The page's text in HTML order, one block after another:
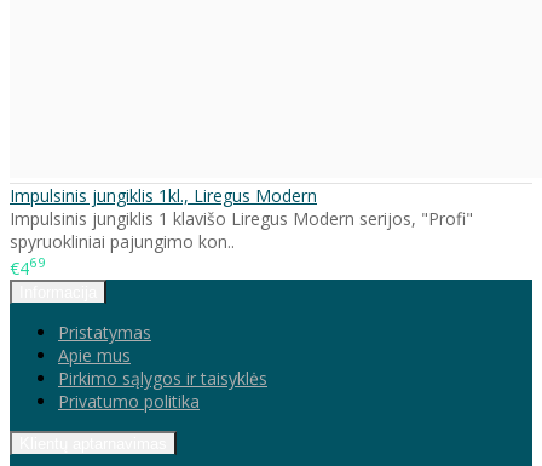
Impulsinis jungiklis 1kl., Liregus Modern
Impulsinis jungiklis 1 klavišo Liregus Modern serijos, "Profi"
spyruokliniai pajungimo kon..
€469
Pristatymas
Apie mus
Pirkimo sąlygos ir taisyklės
Privatumo politika